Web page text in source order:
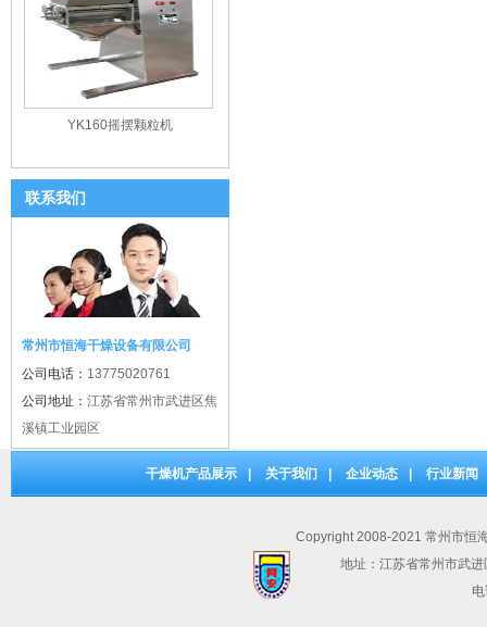
YK160摇摆颗粒机
联系我们
常州市恒海干燥设备有限公司
公司电话： 13775020761
公司地址： 江苏省常州市武进区焦
溪镇工业园区
干燥机产品展示 关于我们 企业动态 行业新闻
Copyright 2008-2021 常州市恒
地址：江苏省常州市武